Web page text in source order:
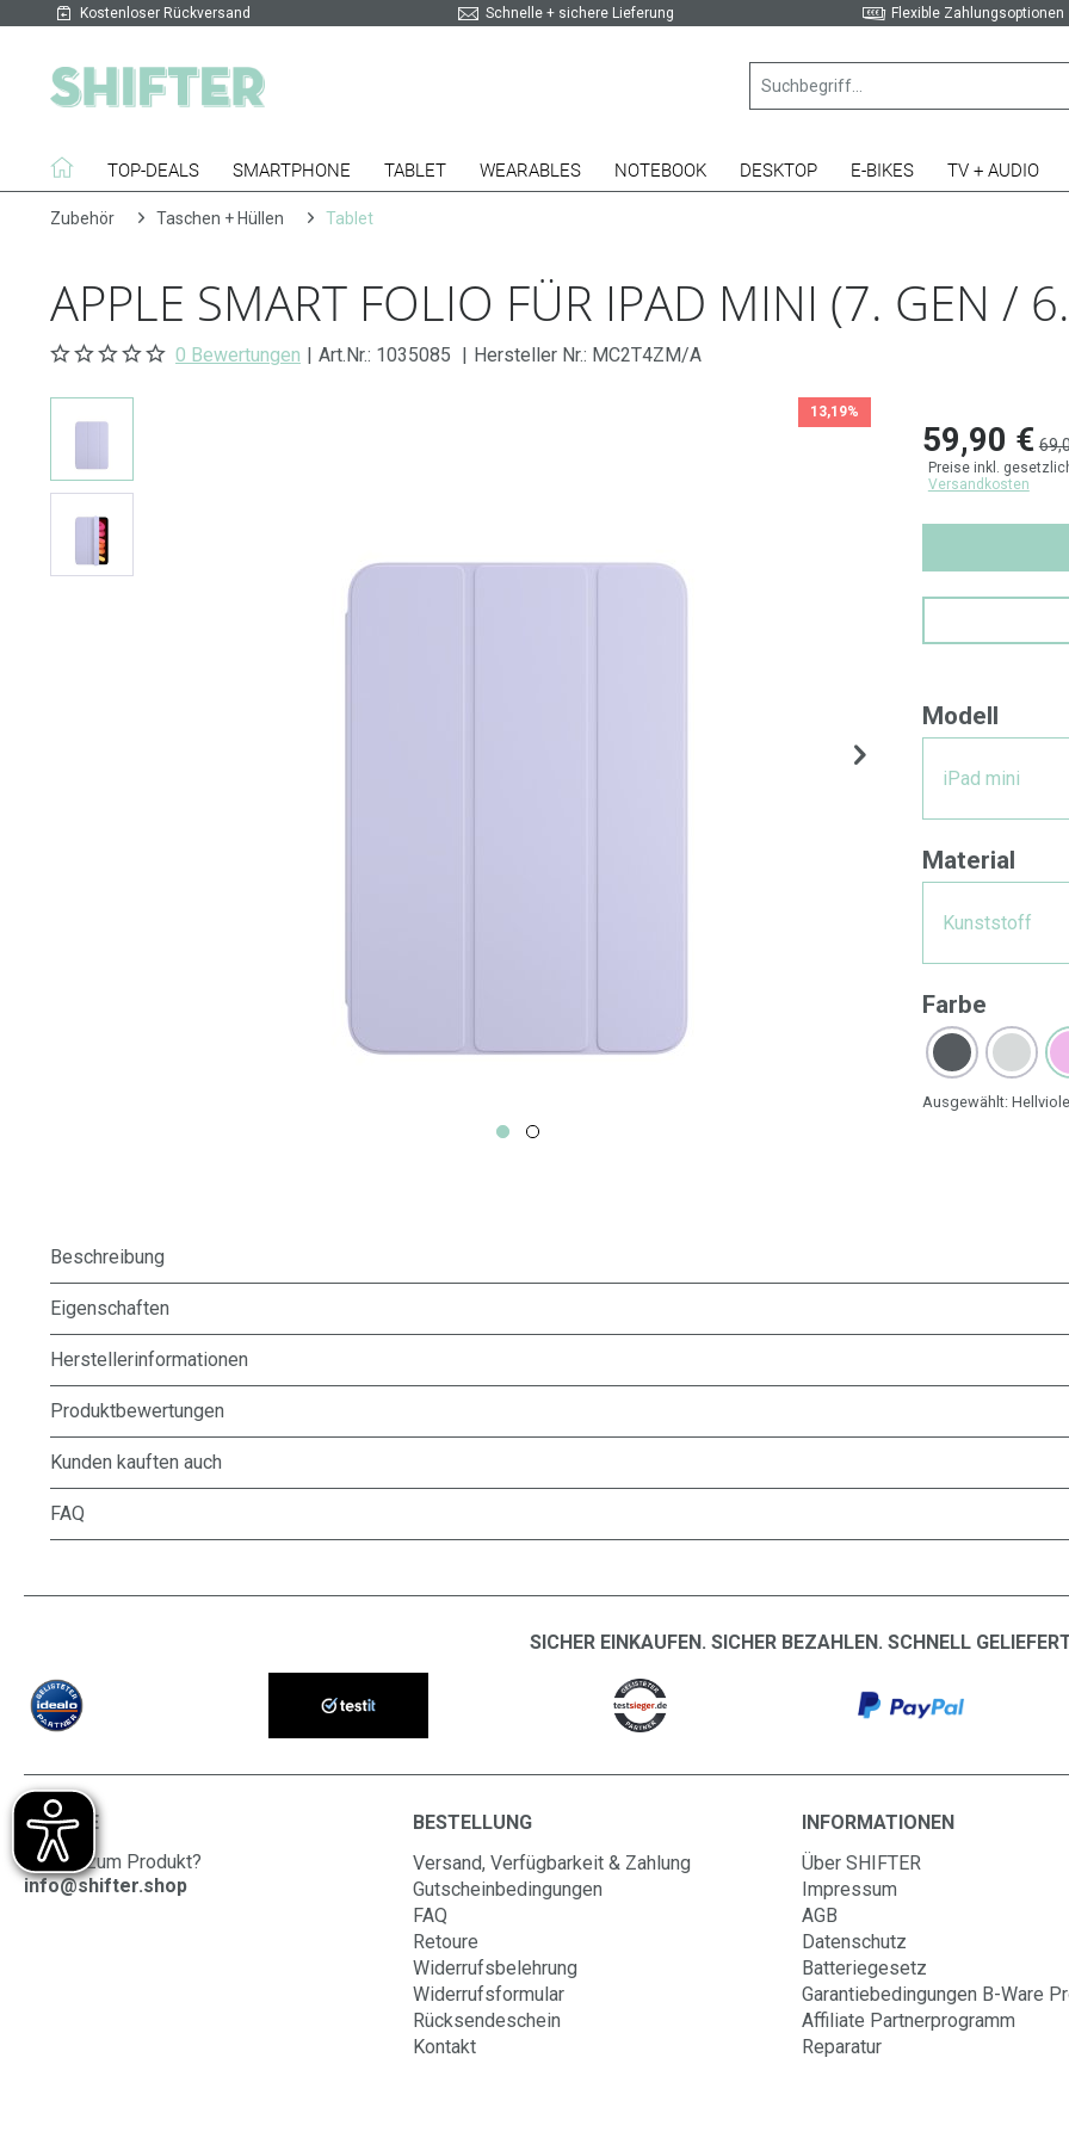
Kostenloser Rückversand Schnelle + sichere Lieferung Flexible Zahlungsoptionen
TOP-DEALS SMARTPHONE TABLET WEARABLES NOTEBOOK DESKTOP E-BIKES TV + AUDIO
Zubehör Taschen + Hüllen Tablet
APPLE SMART FOLIO FÜR IPAD MINI (7. GEN /
0 Bewertungen | Art.Nr.: 1035085 | Hersteller Nr.: MC2T4ZM/A
13,19%
59,90 €
Preise inkl.
Versandkosten
Modell
iPad mini
Material
Kunststoff
Farbe
Ausgewählt:
Beschreibung
Eigenschaften
Herstellerinformationen
Produktbewertungen
Kunden kauften auch
FAQ
SICHER EINKAUFEN. SICHER BEZAHLEN. SCHNELL
SERVICE
Fragen zum Produkt?
info@shifter.shop
BESTELLUNG
Versand, Verfügbarkeit & Zahlung
Gutscheinbedingungen
FAQ
Retoure
Widerrufsbelehrung
Widerrufsformular
Rücksendeschein
Kontakt
INFORMATIONEN
Über SHIFTER
Impressum
AGB
Datenschutz
Batteriegesetz
Garantiebedingungen B-Ware
Affiliate Partnerprogramm
Reparatur